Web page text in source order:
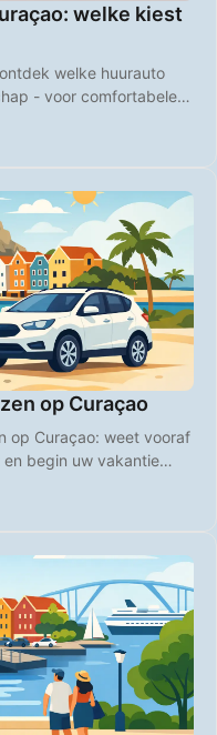
welke kiest
welke huurauto
- voor comfortabele
op Curaçao
op Curaçao: weet vooraf
begin uw vakantie